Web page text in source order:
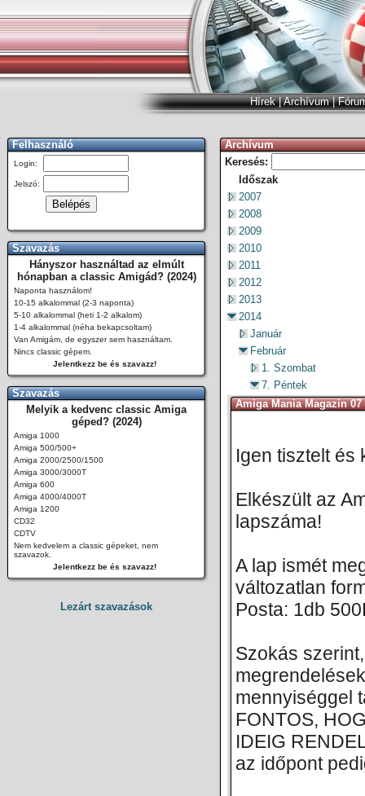
Hírek|Archívum|
Felhasználó
Login:
Jelszó:
Szavazás
Hányszor használtad az elmúlt
hónapban a classic Amigád? (2024)
Naponta használom!
10-15 alkalommal (2-3 naponta)
5-10 alkalommal (heti 1-2 alkalom)
1-4 alkalommal (néha bekapcsoltam)
Van Amigám, de egyszer sem használtam.
Nincs classic gépem.
Jelentkezz be és szavazz!
Szavazás
Melyik a kedvenc classic Amiga
géped? (2024)
Amiga 1000
Amiga 500/500+
Amiga 2000/2500/1500
Amiga 3000/3000T
Amiga 600
Amiga 4000/4000T
Amiga 1200
CD32
CDTV
Nem kedvelem a classic gépeket, nem
szavazok.
Jelentkezz be és szavazz!
Lezárt szavazások
Archívum
Keresés:
Időszak
2007
2008
2009
2010
2011
2012
2013
2014
Január
Február
1. Szombat
7. Péntek
Amiga Mania Magazin
Igen tisztelt és
Elkészült az
lapszáma!
A lap ismét
változatlan
Posta: 1db
Szokás
mennyiséggel
FONTOS,
IDEIG
az időpont